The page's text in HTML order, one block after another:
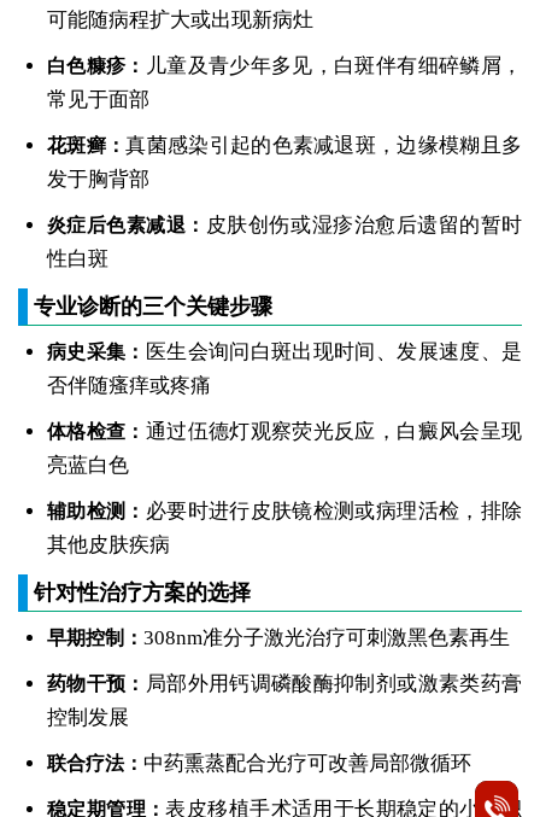
可能随病程扩大或出现新病灶
白色糠疹： 儿童及青少年多见，白斑伴有细碎鳞屑，
常见于面部
花斑癣：真菌感染引起的色素减退斑，边缘模糊且多
发于胸背部
炎症后色素减退： 皮肤创伤或湿疹治愈后遗留的暂时
性白斑
专业诊断的三个关键步骤
病史采集： 医生会询问白斑出现时间、发展速度、是
否伴随瘙痒或疼痛
体格检查： 通过伍德灯观察荧光反应，白癜风会呈现
亮蓝白色
辅助检测： 必要时进行皮肤镜检测或病理活检，排除
其他皮肤疾病
针对性治疗方案的选择
早期控制： 308nm准分子激光治疗可刺激黑色素再生
药物干预： 局部外用钙调磷酸酶抑制剂或激素类药膏
控制发展
联合疗法： 中药熏蒸配合光疗可改善局部微循环
稳定期管理：表皮移植手术适用于长期稳定的小面积